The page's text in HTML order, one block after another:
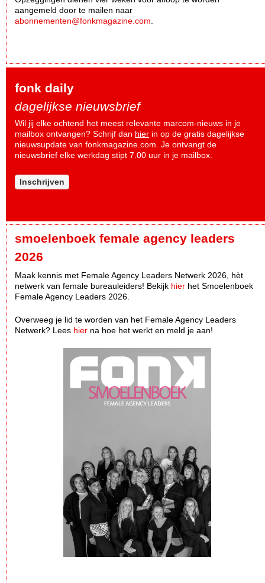
aangemeld door te mailen naar
abonnementen@fonkmagazine.com
fonk daily
dagelijkse nieuwsbrief
Wil jij elke ochtend het meest relevante marcom-nieuws in je
mailbox ontvangen? Schrijf dan hier in op de gratis dagelijkse
nieuwsupdate van fonkmagazine.com. Je ontvangt de
nieuwsbrief elke werkdag stipt 7.00 uur in je mailbox.
Inschrijven
smoelenboek female agency leaders
2026
Maak kennis met Female Agency Leaders Netwerk 2026, hèt
netwerk van female bureauleiders! Bekijk hier het Smoelenboek
Female Agency Leaders 2026.
Overweeg je lid te worden van het Female Agency Leaders
Netwerk? Lees hier na hoe het werkt en meld je aan!